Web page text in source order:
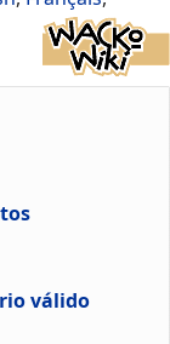
válido